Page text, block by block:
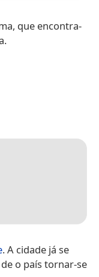
que encontra-
. A cidade já se
o país tornar-se